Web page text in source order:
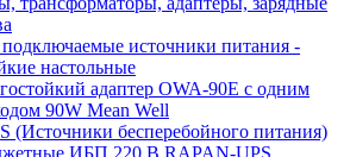
источники питания -
настольные
адаптер OWA-90E с одним
90W Mean Well
(Источники бесперебойного питания)
ИБП 220 В RAPAN-UPS